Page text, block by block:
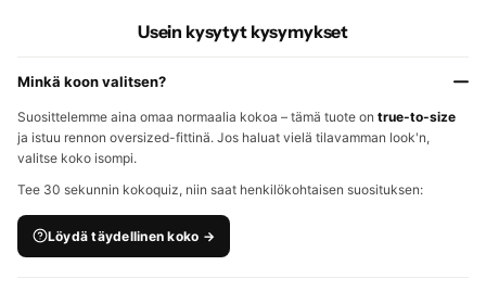
Usein kysytyt kysymykset
Minkä koon valitsen?
Suosittelemme aina omaa normaalia kokoa – tämä tuote on true-to-size
ja istuu rennon oversized-fittinä. Jos haluat vielä tilavamman look'n,
valitse koko isompi.
Tee 30 sekunnin kokoquiz, niin saat henkilökohtaisen suosituksen:
Löydä täydellinen koko →